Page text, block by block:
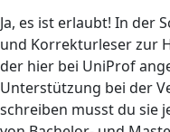
Ja, es ist erlaubt! In der
und Korrekturleser zur
der hier bei UniProf
Unterstützung bei der
schreiben musst du sie